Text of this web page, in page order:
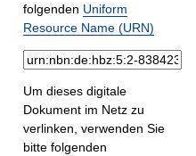
folgenden Uniform
Resource Name (URN)
Um dieses digitale
Dokument im Netz zu
verlinken, verwenden Sie
bitte folgenden